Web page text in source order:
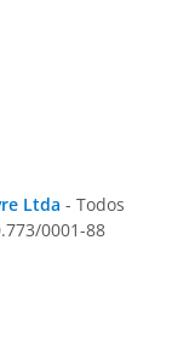
Ltda - Todos
0001-88